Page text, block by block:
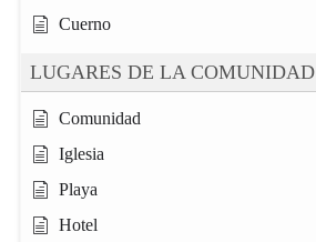
Cuerno
LUGARES DE LA COMUNIDAD
Comunidad
Iglesia
Playa
Hotel